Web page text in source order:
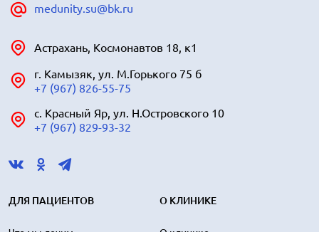
medunity.su@bk.ru
Астрахань, Космонавтов 18, к1
г. Камызяк, ул. М.Горького 75 б
+7 (967) 826-55-75
с. Красный Яр, ул. Н.Островского 10
+7 (967) 829-93-32
ДЛЯ ПАЦИЕНТОВ О КЛИНИКЕ